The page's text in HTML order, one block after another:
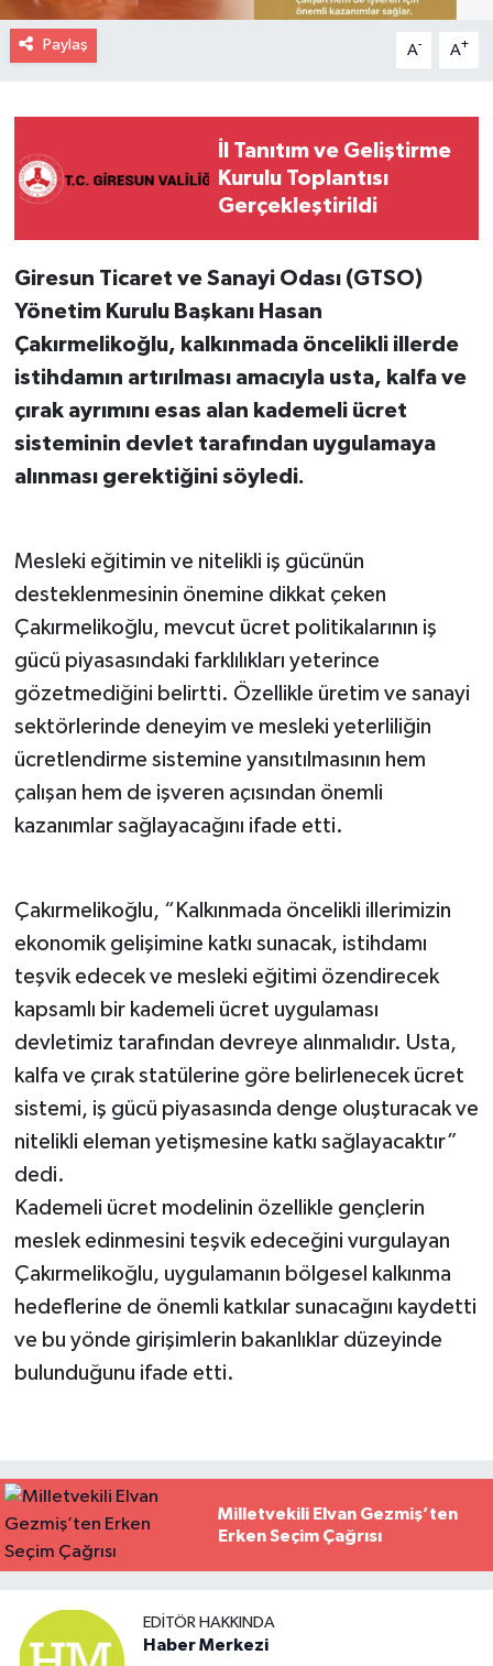
Paylaş A- A+
İl Tanıtım ve Geliştirme
Kurulu Toplantısı
Gerçekleştirildi
Giresun Ticaret ve Sanayi Odası (GTSO)
Yönetim Kurulu Başkanı Hasan
Çakırmelikoğlu, kalkınmada öncelikli illerde
istihdamın artırılması amacıyla usta, kalfa ve
çırak ayrımını esas alan kademeli ücret
sisteminin devlet tarafından uygulamaya
alınması gerektiğini söyledi.
Mesleki eğitimin ve nitelikli iş gücünün
desteklenmesinin önemine dikkat çeken
Çakırmelikoğlu, mevcut ücret politikalarının iş
gücü piyasasındaki farklılıkları yeterince
gözetmediğini belirtti. Özellikle üretim ve sanayi
sektörlerinde deneyim ve mesleki yeterliliğin
ücretlendirme sistemine yansıtılmasının hem
çalışan hem de işveren açısından önemli
kazanımlar sağlayacağını ifade etti.
Çakırmelikoğlu, “Kalkınmada öncelikli illerimizin
ekonomik gelişimine katkı sunacak, istihdamı
teşvik edecek ve mesleki eğitimi özendirecek
kapsamlı bir kademeli ücret uygulaması
devletimiz tarafından devreye alınmalıdır. Usta,
kalfa ve çırak statülerine göre belirlenecek ücret
sistemi, iş gücü piyasasında denge oluşturacak ve
nitelikli eleman yetişmesine katkı sağlayacaktır”
dedi.
Kademeli ücret modelinin özellikle gençlerin
meslek edinmesini teşvik edeceğini vurgulayan
Çakırmelikoğlu, uygulamanın bölgesel kalkınma
hedeflerine de önemli katkılar sunacağını kaydetti
ve bu yönde girişimlerin bakanlıklar düzeyinde
bulunduğunu ifade etti.
Milletvekili Elvan Gezmiş’ten
Erken Seçim Çağrısı
EDITÖR HAKKINDA
Haber Merkezi